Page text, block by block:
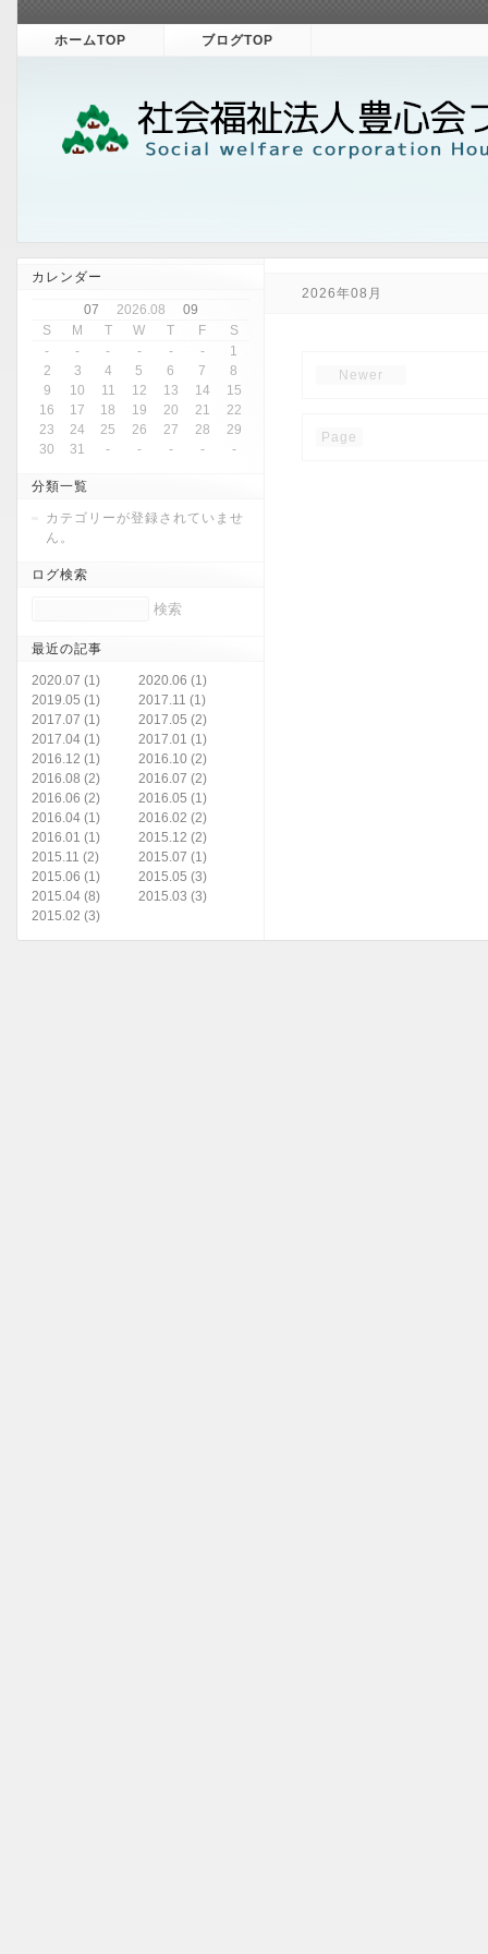
ホームTOP ブログTOP
2026年08月
Newer
Page
カレンダー
07 2026.08
09
S
M T W T F
S
-
- - - - -
1
2
3 4 5 6 7
8
9
10 11 12 13 14
15
16
17 18 19 20 21
22
23
24 25 26 27 28
29
30
31 - - - - -
分類一覧
カテゴリーが登録されていませ
ん。
ログ検索
最近の記事
2020.07 (1)
2020.06 (1)
2019.05 (1)
2017.11 (1)
2017.07 (1)
2017.05 (2)
2017.04 (1)
2017.01 (1)
2016.12 (1)
2016.10 (2)
2016.08 (2)
2016.07 (2)
2016.06 (2)
2016.05 (1)
2016.04 (1)
2016.02 (2)
2016.01 (1)
2015.12 (2)
2015.11 (2)
2015.07 (1)
2015.06 (1)
2015.05 (3)
2015.04 (8)
2015.03 (3)
2015.02 (3)